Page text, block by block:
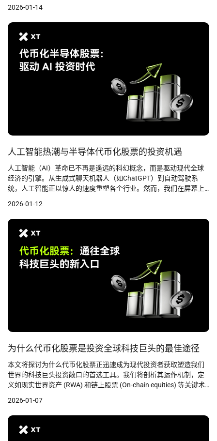
2026-01-14
人工智能热潮与半导体代币化股票的投资机遇
人工智能（AI）革命已不再是遥远的科幻概念，而是驱动现代全球
经济的引擎。从生成式聊天机器人（如ChatGPT）到自动驾驶系
统，人工智能正以惊人的速度重塑各个行业。然而，我们在屏幕上
人工智能成为可能的高级半导体和芯片。
2026-01-12
为什么代币化股票是投资全球科技巨头的最佳途径
本文将探讨为什么代币化股票正迅速成为现代投资者获取塑造我们
世界的科技巨头投资敞口的首选工具。我们将剖析其运作机制，定
义如现实世界资产 (RWA) 和链上股票 (On-chain equities) 等关键术
顶级公司的股票。
2026-01-07